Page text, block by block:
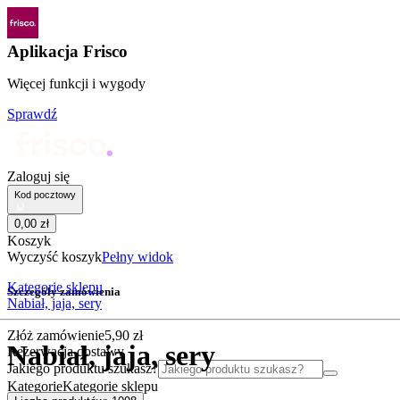
Aplikacja Frisco
Więcej funkcji i wygody
Sprawdź
Zaloguj się
Kod pocztowy
0,00 zł
Koszyk
Wyczyść koszykPełny widok
Szczegóły zamówienia
Złóż zamówienie5,90 zł
Rezerwacja dostawy
Jakiego produktu szukasz?
KategorieKategorie sklepu
Kategorie sklepu
Nabiał, jaja, sery
Nabiał, jaja, sery